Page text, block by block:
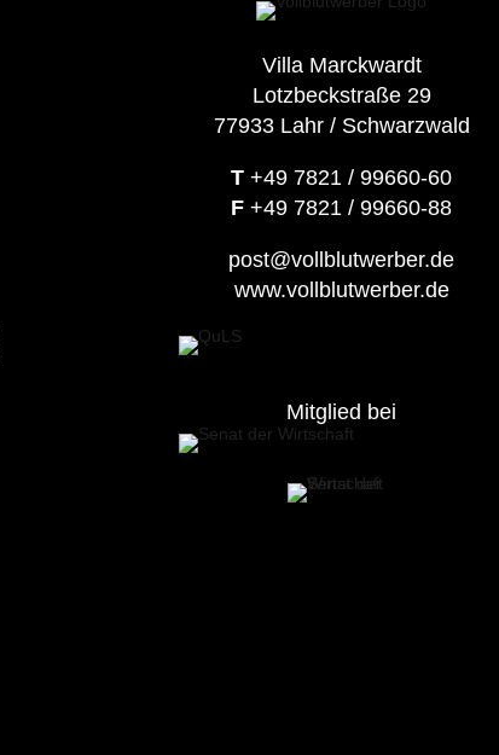
Villa Marckwardt
Lotzbeckstraße 29
77933 Lahr / Schwarzwald
T +49 7821 / 99660-60
F +49 7821 / 99660-88
post@vollblutwerber.de
www.vollblutwerber.de
Mitglied bei